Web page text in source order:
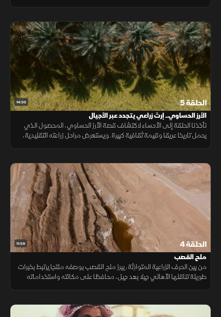
14:33 الحلقة 5
الأرز الحساوي.. إرث زراعي يتجدد عبر الأجيال
تأخذنا الحلقة إلى الأحساء لاكتشاف قصة الأرز الحساوي، المحصول الذي
يحمل تاريخا عريقا وقيمة ثقافية كبيرة. ويستعرض مراحل زراعته التقليدية،
11:59 الحلقة 4
ملح القصب
من بين الحرف الزراعية المتوارثة، يبرز ملح القصب بوصفه منتجا يرتبط بخبرات
طويلة تناقلها الأهالي جيلا بعد جيل، محافظا على مكانته واستخداماته